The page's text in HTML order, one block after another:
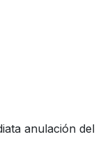
anulación